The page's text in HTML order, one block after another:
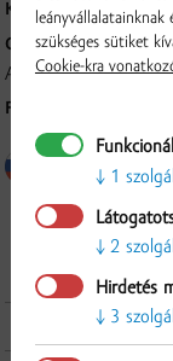
KARTONOS
GYÁRTÓ:
AGROSUN spol. s
FELDOLGOZÁS
További
leányvállalatainknak
szükséges sütiket
Cookie-kra
1
2
Hirdetés
3